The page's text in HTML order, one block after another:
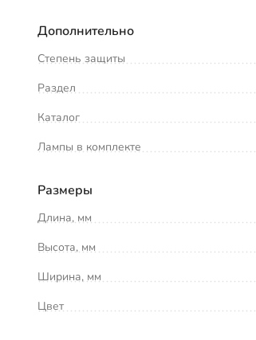
Дополнительно
Степень защиты
Раздел
Каталог
Лампы в комплекте
Размеры
Длина, мм
Высота, мм
Ширина, мм
Цвет